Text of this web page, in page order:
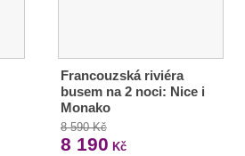
Francouzská riviéra
busem na 2 noci: Nice i
Monako
8 590 Kč
8 190 Kč